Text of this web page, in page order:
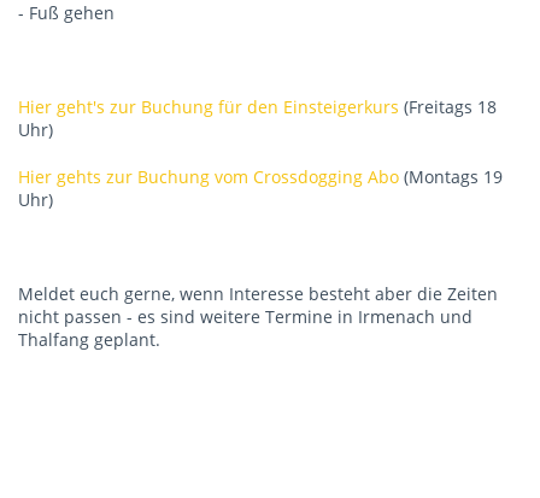
- Fuß gehen
Hier geht's zur Buchung für den Einsteigerkurs (Freitags 18
Uhr)
Hier gehts zur Buchung vom Crossdogging Abo (Montags 19
Uhr)
Meldet euch gerne, wenn Interesse besteht aber die Zeiten
nicht passen - es sind weitere Termine in Irmenach und
Thalfang geplant.